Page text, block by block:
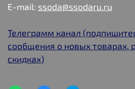
E-mail: ssoda@ssodaru.ru
Телеграмм канал
сообщения о новых товарах,
скидках)